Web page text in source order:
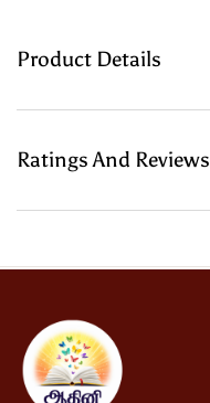
Product Details
Ratings And Reviews